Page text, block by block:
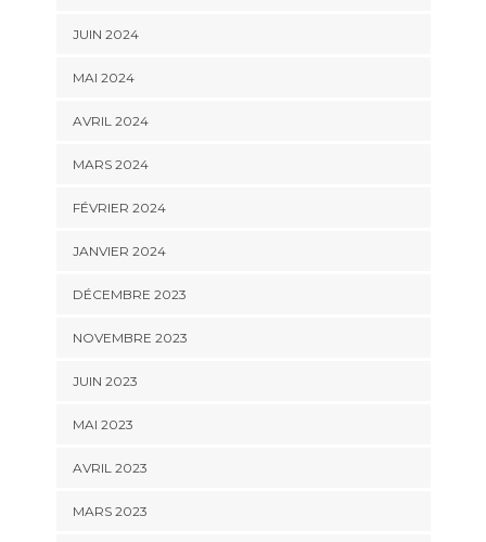
JUIN 2024
MAI 2024
AVRIL 2024
MARS 2024
FÉVRIER 2024
JANVIER 2024
DÉCEMBRE 2023
NOVEMBRE 2023
JUIN 2023
MAI 2023
AVRIL 2023
MARS 2023